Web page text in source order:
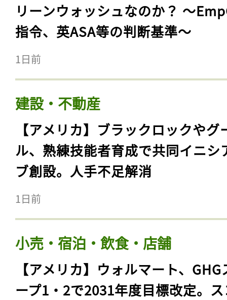
リーンウォッシュなのか？ 〜
指令、英ASA等の判断基準〜
1日前
建設・不動産
【アメリカ】ブラックロックやグ
ル、熟練技能者育成で共同イニシ
ブ創設。人手不足解消
1日前
小売・宿泊・飲食・店舗
【アメリカ】ウォルマート、GHG
ープ1・2で2031年度目標改定。